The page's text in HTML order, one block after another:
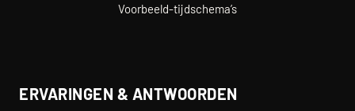
Voorbeeld-tijdschema’s
ERVARINGEN & ANTWOORDEN